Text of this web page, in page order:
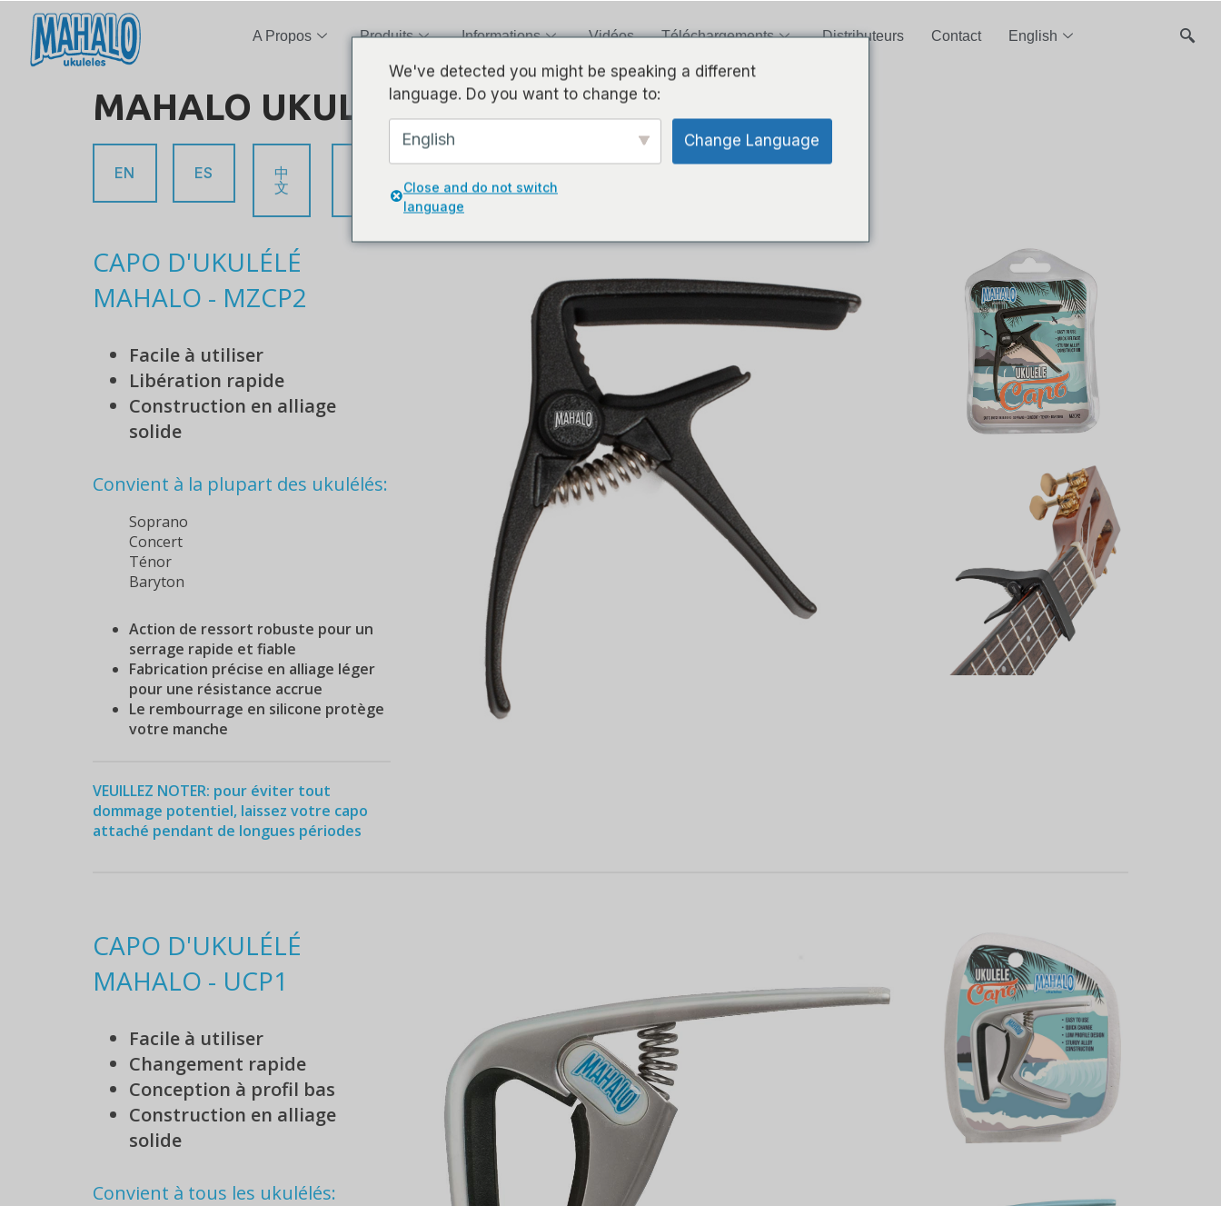
A Propos Produits Informations Vidéos Téléchargements Distributeurs Contact English
MAHALO UKULELE CAPOS - English
EN ES
中
文
CAPO D'UKULÉLÉ
MAHALO - MZCP2
Facile à utiliser
Libération rapide
Construction en alliage
solide
Convient à la plupart des ukulélés:
Soprano
Concert
Ténor
Baryton
Action de ressort robuste pour un
serrage rapide et fiable
Fabrication précise en alliage léger
pour une résistance accrue
Le rembourrage en silicone protège
votre manche
VEUILLEZ NOTER: pour éviter tout
dommage potentiel, laissez votre capo
attaché pendant de longues périodes
CAPO D'UKULÉLÉ
MAHALO - UCP1
Facile à utiliser
Changement rapide
Conception à profil bas
Construction en alliage
solide
Convient à tous les ukulélés:
We've detected you might be speaking a different
language. Do you want to change to:
English Change Language
Close and do not switch
language